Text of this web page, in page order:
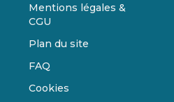
Mentions légales &
CGU
Plan du site
FAQ
Cookies